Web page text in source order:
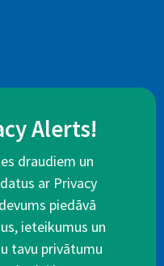
Alerts!
draudiem un
ar Privacy
piedāvā
ieteikumus un
tavu privātumu